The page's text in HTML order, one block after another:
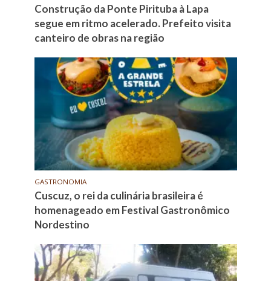
Construção da Ponte Pirituba à Lapa
segue em ritmo acelerado. Prefeito visita
canteiro de obras na região
GASTRONOMIA
Cuscuz, o rei da culinária brasileira é
homenageado em Festival Gastronômico
Nordestino